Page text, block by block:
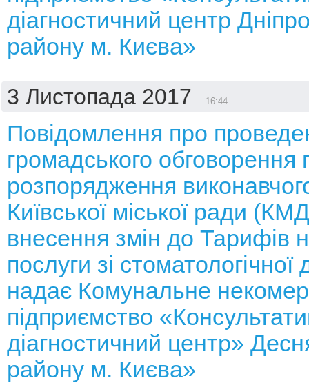
діагностичний центр
району м. Києва»
3 Листопада 2017 16:44
Повідомлення про
громадського обговорення
розпорядження
Київської міської ради
внесення змін до Тарифів
послуги зі стоматологічної
надає Комунальне
підприємство
діагностичний центр»
району м. Києва»